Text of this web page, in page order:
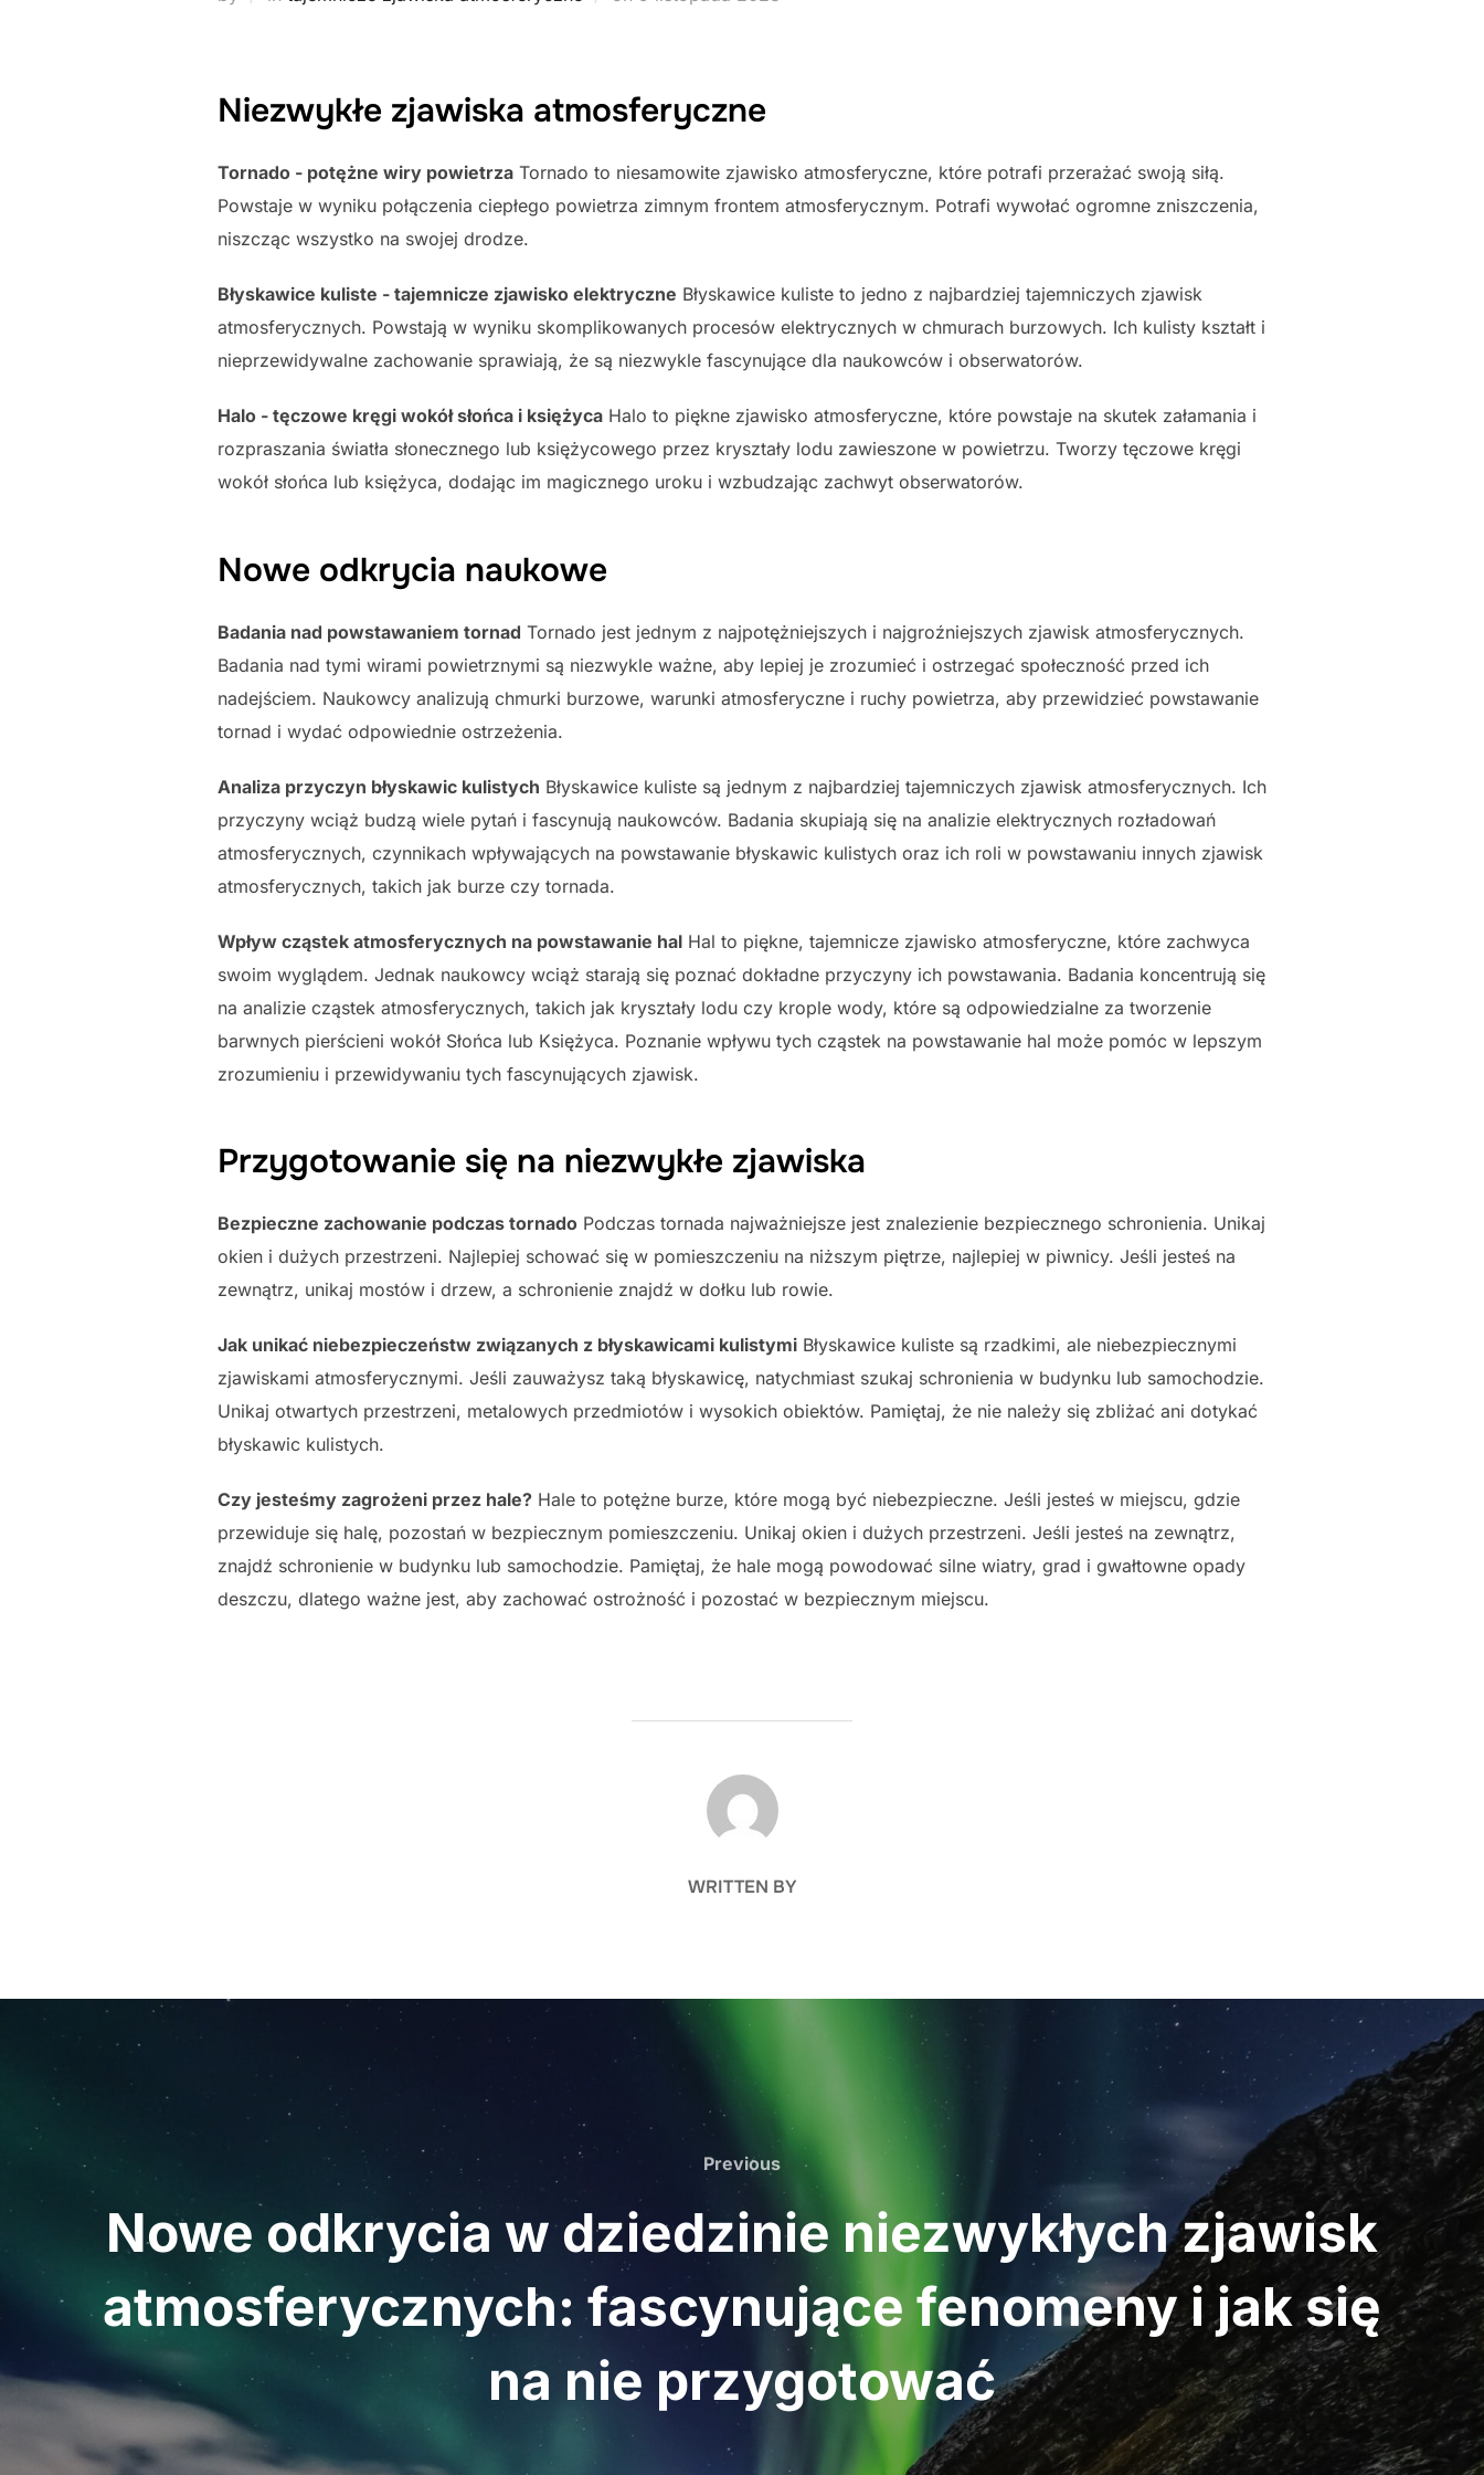
Niezwykłe zjawiska atmosferyczne
Tornado - potężne wiry powietrza Tornado to niesamowite zjawisko atmosferyczne, które potrafi przerażać swoją siłą.
Powstaje w wyniku połączenia ciepłego powietrza zimnym frontem atmosferycznym. Potrafi wywołać ogromne zniszczenia,
niszcząc wszystko na swojej drodze.
Błyskawice kuliste - tajemnicze zjawisko elektryczne Błyskawice kuliste to jedno z najbardziej tajemniczych zjawisk
atmosferycznych. Powstają w wyniku skomplikowanych procesów elektrycznych w chmurach burzowych. Ich kulisty kształt i
nieprzewidywalne zachowanie sprawiają, że są niezwykle fascynujące dla naukowców i obserwatorów.
Halo - tęczowe kręgi wokół słońca i księżyca Halo to piękne zjawisko atmosferyczne, które powstaje na skutek załamania i
rozpraszania światła słonecznego lub księżycowego przez kryształy lodu zawieszone w powietrzu. Tworzy tęczowe kręgi
wokół słońca lub księżyca, dodając im magicznego uroku i wzbudzając zachwyt obserwatorów.
Nowe odkrycia naukowe
Badania nad powstawaniem tornad Tornado jest jednym z najpotężniejszych i najgroźniejszych zjawisk atmosferycznych.
Badania nad tymi wirami powietrznymi są niezwykle ważne, aby lepiej je zrozumieć i ostrzegać społeczność przed ich
nadejściem. Naukowcy analizują chmurki burzowe, warunki atmosferyczne i ruchy powietrza, aby przewidzieć powstawanie
tornad i wydać odpowiednie ostrzeżenia.
Analiza przyczyn błyskawic kulistych Błyskawice kuliste są jednym z najbardziej tajemniczych zjawisk atmosferycznych. Ich
przyczyny wciąż budzą wiele pytań i fascynują naukowców. Badania skupiają się na analizie elektrycznych rozładowań
atmosferycznych, czynnikach wpływających na powstawanie błyskawic kulistych oraz ich roli w powstawaniu innych zjawisk
atmosferycznych, takich jak burze czy tornada.
Wpływ cząstek atmosferycznych na powstawanie hal Hal to piękne, tajemnicze zjawisko atmosferyczne, które zachwyca
swoim wyglądem. Jednak naukowcy wciąż starają się poznać dokładne przyczyny ich powstawania. Badania koncentrują się
na analizie cząstek atmosferycznych, takich jak kryształy lodu czy krople wody, które są odpowiedzialne za tworzenie
barwnych pierścieni wokół Słońca lub Księżyca. Poznanie wpływu tych cząstek na powstawanie hal może pomóc w lepszym
zrozumieniu i przewidywaniu tych fascynujących zjawisk.
Przygotowanie się na niezwykłe zjawiska
Bezpieczne zachowanie podczas tornado Podczas tornada najważniejsze jest znalezienie bezpiecznego schronienia. Unikaj
okien i dużych przestrzeni. Najlepiej schować się w pomieszczeniu na niższym piętrze, najlepiej w piwnicy. Jeśli jesteś na
zewnątrz, unikaj mostów i drzew, a schronienie znajdź w dołku lub rowie.
Jak unikać niebezpieczeństw związanych z błyskawicami kulistymi Błyskawice kuliste są rzadkimi, ale niebezpiecznymi
zjawiskami atmosferycznymi. Jeśli zauważysz taką błyskawicę, natychmiast szukaj schronienia w budynku lub samochodzie.
Unikaj otwartych przestrzeni, metalowych przedmiotów i wysokich obiektów. Pamiętaj, że nie należy się zbliżać ani dotykać
błyskawic kulistych.
Czy jesteśmy zagrożeni przez hale? Hale to potężne burze, które mogą być niebezpieczne. Jeśli jesteś w miejscu, gdzie
przewiduje się halę, pozostań w bezpiecznym pomieszczeniu. Unikaj okien i dużych przestrzeni. Jeśli jesteś na zewnątrz,
znajdź schronienie w budynku lub samochodzie. Pamiętaj, że hale mogą powodować silne wiatry, grad i gwałtowne opady
deszczu, dlatego ważne jest, aby zachować ostrożność i pozostać w bezpiecznym miejscu.
POST AUTHOR
WRITTEN BY
Nawigacja
wpisu
Previous
Previous
Nowe odkrycia w dziedzinie niezwykłych zjawisk
atmosferycznych: fascynujące fenomeny i jak się
na nie przygotować